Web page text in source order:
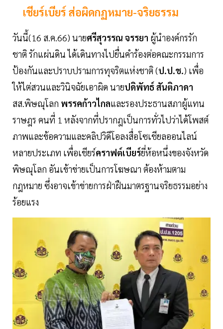
เชียร์เบียร์ ส่อผิดกฏหมาย-จริยธรรม
วันนี้(16 ส.ค.66) นายศรีสุวรรณ จรรยา ผู้นำองค์กรรัก
ชาติ รักแผ่นดิน ได้เดินทางไปยื่นคำร้องต่อคณะกรรมการ
ป้องกันและปราบปรามการทุจริตแห่งชาติ (ป.ป.ช.) เพื่อ
ให้ไต่สวนและวินิจฉัยเอาผิด นายปดิพัทธ์ สันติภาดา
สส.พิษณุโลก พรรคก้าวไกลและรองประธานสภาผู้แทน
ราษฎร คนที่ 1 หลังจากที่ปรากฎเป็นการทั่วไปว่าได้โพสต์
ภาพและข้อความและคลิปวิดีโอลงสื่อโซเชียลออนไลน์
หลายประเภท เพื่อเชียร์คราฟต์เบียร์ยี่ห้อหนึ่งของจังหวัด
พิษณุโลก อันเข้าข่ายเป็นการโฆษณา ต้องห้ามตาม
กฎหมาย ซึ่งอาจเข้าข่ายการฝ่าฝืนมาตรฐานจริยธรรมอย่าง
ร้อยแรง